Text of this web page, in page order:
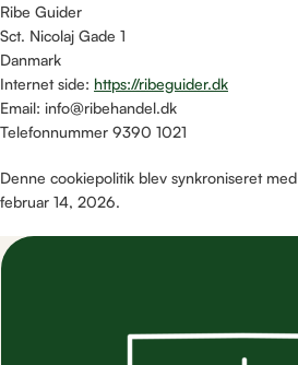
Ribe Guider
Sct. Nicolaj Gade 1
Danmark
Internet side: https://ribeguider.dk
Email: info@ribehandel.dk
Telefonnummer 9390 1021
Denne cookiepolitik blev synkroniseret med
februar 14, 2026.